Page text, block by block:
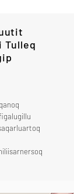
Tulleq